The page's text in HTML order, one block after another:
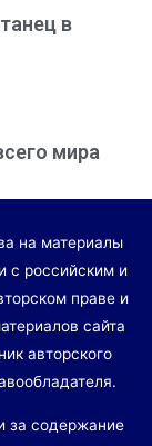
в
мира
на материалы
с российским и
праве и
сайта
авторского
за содержание